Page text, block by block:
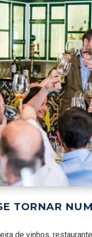
TORNAR
de vinhos,